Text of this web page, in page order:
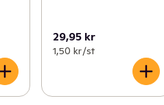
29,95 kr
1,50 kr /st